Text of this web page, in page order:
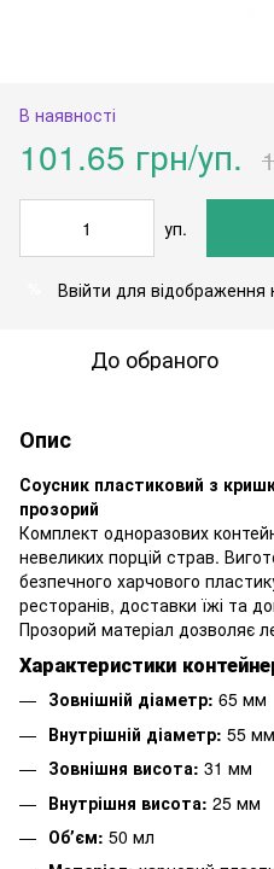
В наявності
101.65 грн/уп.
уп.
Ввійти для відображення
До обраного
Опис
Соусник пластиковий з
прозорий
Комплект одноразових
невеликих порцій страв.
безпечного харчового
ресторанів, доставки їжі та
Прозорий матеріал дозволяє
Характеристики
Зовнішній діаметр: 65 мм
Внутрішній діаметр: 55 мм
Зовнішня висота: 31 мм
Внутрішня висота: 25 мм
Обʼєм: 50 мл